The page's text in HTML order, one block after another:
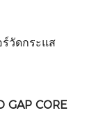
วัดกระแส
GAP CORE